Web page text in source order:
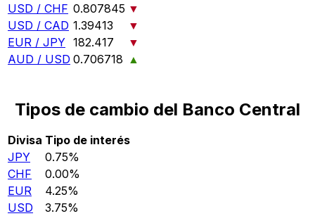
USD / CHF 0.807845 ▼
USD / CAD 1.39413
▼
EUR / JPY 182.417
▼
AUD / USD 0.706718 ▲
Tipos de cambio del Banco Central
Divisa Tipo de interés
JPY
0.75%
CHF
0.00%
EUR
4.25%
USD
3.75%